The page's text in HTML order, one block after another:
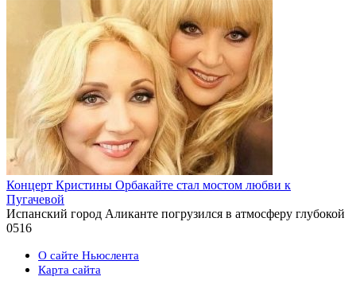
Концерт Кристины Орбакайте стал мостом любви к
Пугачевой
Испанский город Аликанте погрузился в атмосферу глубокой
0516
О сайте Ньюслента
Карта сайта